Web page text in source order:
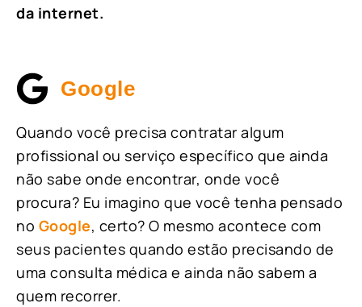
da internet.
Google
Quando você precisa contratar algum
profissional ou serviço específico que ainda
não sabe onde encontrar, onde você
procura? Eu imagino que você tenha pensado
no Google, certo? O mesmo acontece com
seus pacientes quando estão precisando de
uma consulta médica e ainda não sabem a
quem recorrer.